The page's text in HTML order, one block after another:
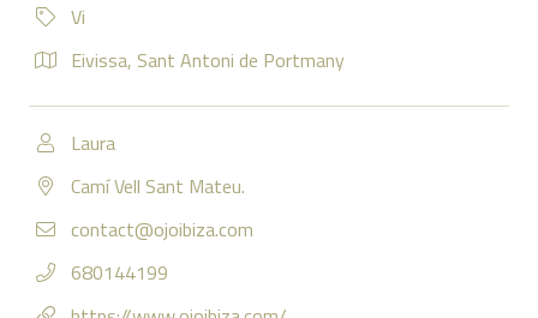
Vi
Eivissa, Sant Antoni de Portmany
Laura
Camí Vell Sant Mateu.
contact@ojoibiza.com
680144199